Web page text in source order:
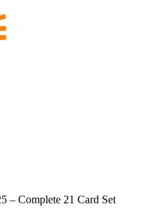
– Complete 21 Card Set